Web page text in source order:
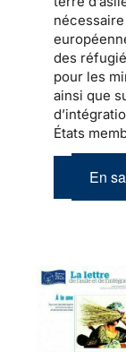
des
pour les
ainsi que
États
En